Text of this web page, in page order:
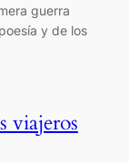
guerra
y de los
viajeros